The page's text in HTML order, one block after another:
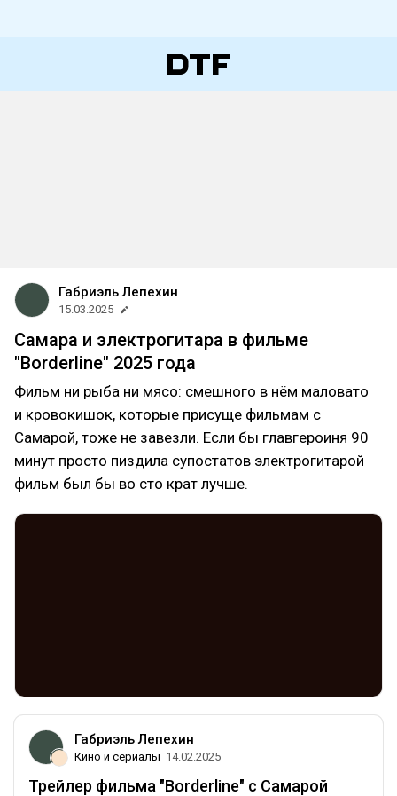
Габриэль Лепехин
15.03.2025
Самара и электрогитара в фильме
"Borderline" 2025 года
Фильм ни рыба ни мясо: смешного в нём маловато
и кровокишок, которые присуще фильмам с
Самарой, тоже не завезли. Если бы главгероиня 90
минут просто пиздила супостатов электрогитарой
фильм был бы во сто крат лучше.
Габриэль Лепехин
Кино и сериалы 14.02.2025
Трейлер фильма "Borderline" с Самарой